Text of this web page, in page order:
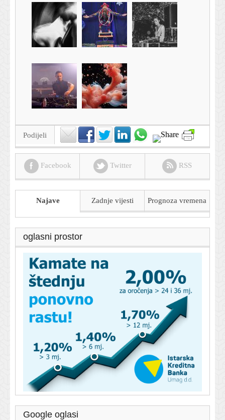
Podijeli
Facebook Twitter RSS
Najave Zadnje vijesti Prognoza vremena
oglasni prostor
Google oglasi